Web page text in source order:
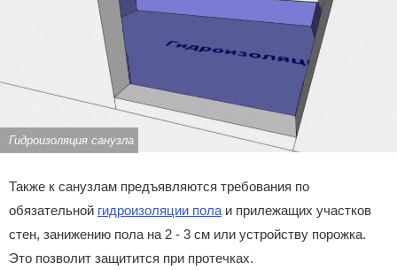
Гидроизоляция санузла
Также к санузлам предъявляются требования по
обязательной гидроизоляции пола и прилежащих участков
стен, занижению пола на 2 - 3 см или устройству порожка.
Это позволит защитится при протечках.